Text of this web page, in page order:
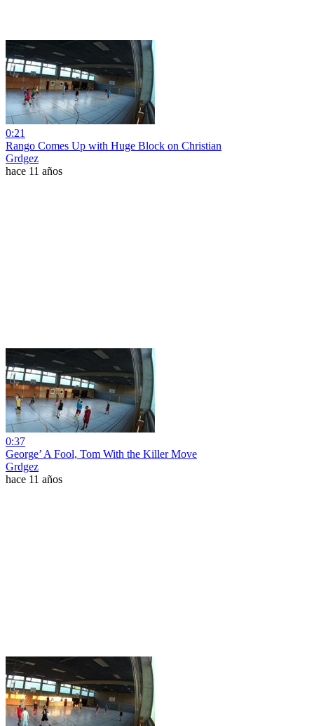
0:21
Rango Comes Up with Huge Block on Christian
Grdgez
hace 11 años
0:37
George’ A Fool, Tom With the Killer Move
Grdgez
hace 11 años